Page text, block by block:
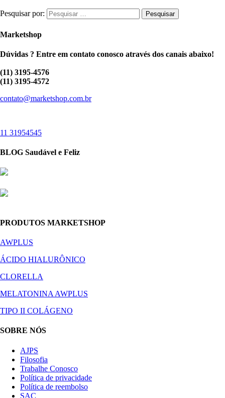
Pesquisar por:
Marketshop
Dúvidas ? Entre em contato conosco através dos canais abaixo!
(11) 3195-4576
(11) 3195-4572
contato@marketshop.com.br
11 31954545
BLOG Saudável e Feliz
PRODUTOS MARKETSHOP
AWPLUS
ÁCIDO HIALURÔNICO
CLORELLA
MELATONINA AWPLUS
TIPO II COLÁGENO
SOBRE NÓS
AJPS
Filosofia
Trabalhe Conosco
Política de privacidade
Política de reembolso
SAC